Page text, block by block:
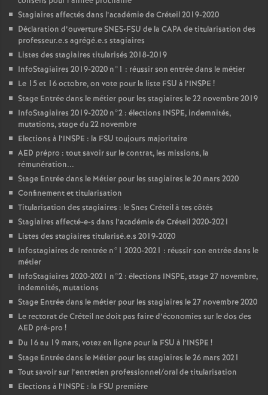
Stagiaires affectés dans l’académie de Créteil 2019-2020
Déclaration d’ouvertureSNES-FSU de la CAPAde titularisation des
professeur.e.s agrégé.e.s stagiaires
Listes des stagiaires titularisés 2018-2019
InfoStagiaires 2019-2020 n°1 : réussir son entrée dans le métier
Le 15 et 16 octobre, on vote pour la liste FSU à l’INSPE !
Stage Entrée dans le métier pour les stagiaires le 22 novembre 2019
InfoStagiaires 2019-2020 n°2 : élections INSPE, indemnités,
mutations, stage du 22 novembre
Elections à l’INSPE : la FSU toujours majoritaire
AED prépro : tout savoir sur le contrat, les missions, la
rémunération...
Stage Entrée dans le Métier pour les stagiaires le 20 mars 2020
Confinement et titularisation
Titularisation des stagiaires : le Snes Créteil à tes côtés
Stagiaires affecté-e-s dans l’académie de Créteil 2020-2021
Listes des stagiaires titularisé.e.s 2019-2020
Infostagiaires de rentrée n°1 2020-2021 : réussir son entrée dans le
métier
InfoStagiaires 2020-2021 n°2 : élections INSPE, stage 27 novembre,
indemnités, mutations
Stage Entrée dans le métier pour les stagiaires le 27 novembre 2020
Le rectorat de Créteil ne doit pas faire d’économies sur le dos des
AED pré-pro !
Du 16 au 19 mars, votez en ligne pour la FSU à l’INSPE !
Stage Entrée dans le Métier pour les stagiaires le 26 mars 2021
Tout savoir sur l’entretien professionnel/oral de titularisation
Elections à l’INSPE : la FSU première